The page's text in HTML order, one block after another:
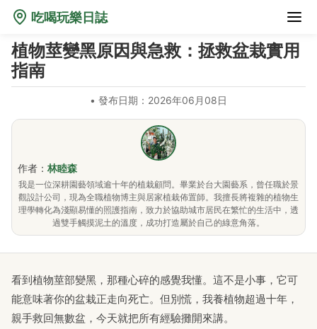
吃喝玩樂日誌
植物莖變黑原因與急救：拯救盆栽實用
指南
• 發布日期：2026年06月08日
作者： 林睦森
我是一位深耕園藝領域逾十年的植栽顧問。畢業於台大園藝系，曾任職於景
觀設計公司，現為全職植物博主與居家植栽佈置師。我擅長將複雜的植物生
理學轉化為淺顯易懂的照護指南，致力於協助城市居民在繁忙的生活中，透
過雙手觸摸泥土的溫度，成功打造屬於自己的綠意角落。
看到植物莖部變黑，那種心碎的感覺我懂。這不是小事，它可
能意味著你的盆栽正走向死亡。但別慌，我養植物超過十年，
親手救回無數盆，今天就把所有經驗攤開來講。